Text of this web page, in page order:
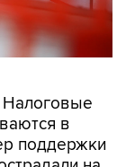
Налоговые
в
поддержки